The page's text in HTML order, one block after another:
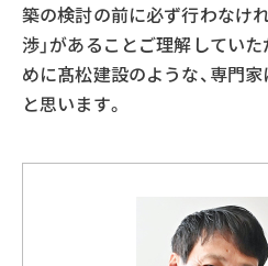
築の検討の前に必ず行わなけ
渉」があることご理解してい
めに髙松建設のような、専門
と思います。